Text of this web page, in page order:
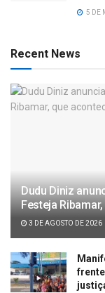
5 DE
Recent News
Dudu Diniz
Festeja
3 DE AGOSTO DE 2026